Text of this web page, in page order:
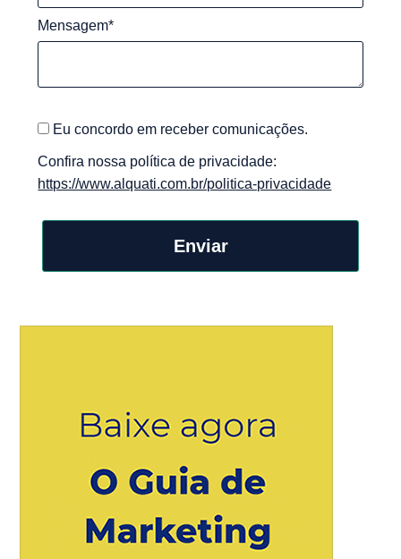
Mensagem*
Eu concordo em receber comunicações.
Confira nossa política de privacidade:
https://www.alquati.com.br/politica-privacidade
Enviar